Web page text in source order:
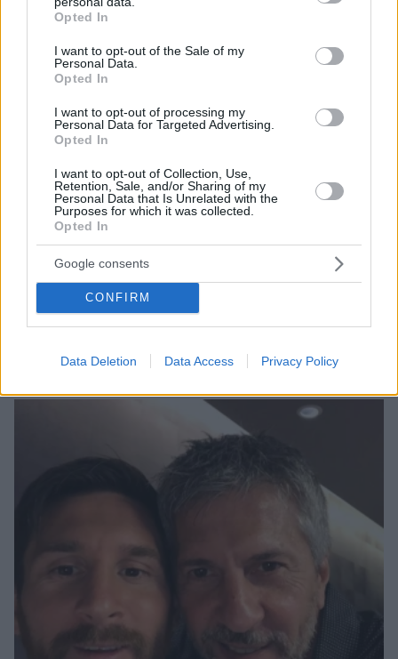
grant or deny consent to Google and its third-party tags to
use your data for below specified purposes in below Google
consent section.
Opted In
I want to opt-out of the Sale of my
Personal Data.
Opted In
I want to opt-out of processing my
Personal Data for Targeted Advertising.
Opted In
I want to opt-out of Collection, Use,
Retention, Sale, and/or Sharing of my
Personal Data that Is Unrelated with the
Purposes for which it was collected.
Opted In
Google consents
CONFIRM
Data Deletion Data Access Privacy Policy
Από τη Μόρια στον γάμο, τη ΜΚΟ και την
κατηγορία για φόνο: Η σκοτεινή διαδρομή του
στην Κυψέλη